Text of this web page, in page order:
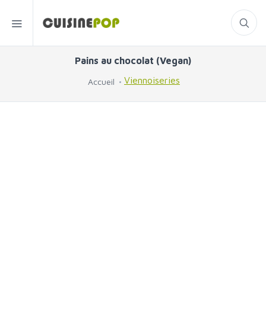
Pains au chocolat (Vegan)
Accueil Viennoiseries